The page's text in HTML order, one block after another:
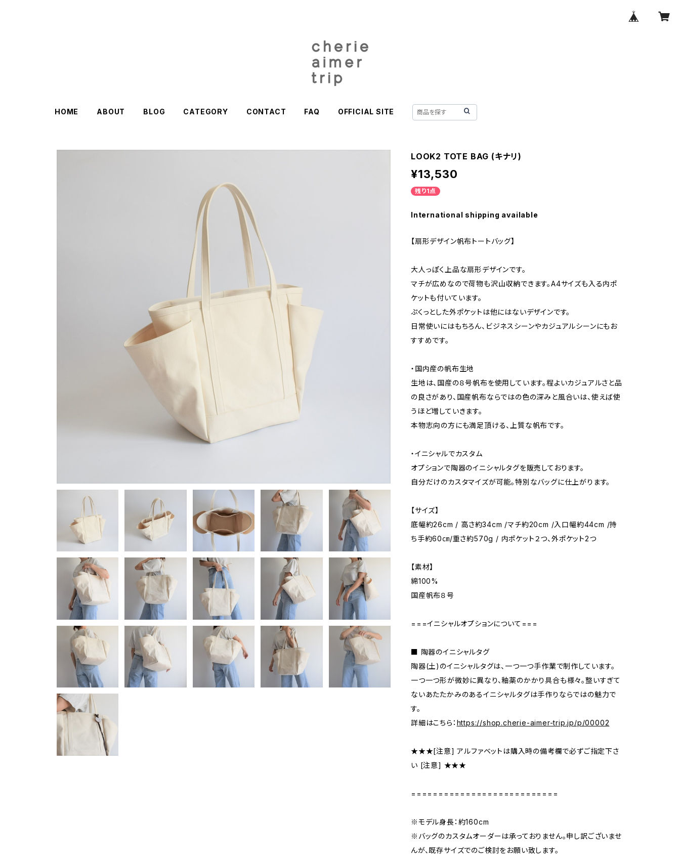
HOME ABOUT BLOG CATEGORY CONTACT FAQ OFFICIAL SITE
LOOK2 TOTE BAG (キナリ)
¥13,530
残り1点
International shipping available
【扇形デザイン帆布トートバッグ】
大人っぽく上品な扇形デザインです。
マチが広めなので荷物も沢山収納できます。A4サイズも入る内ポ
ケットも付いています。
ぷくっとした外ポケットは他にはないデザインです。
日常使いにはもちろん、ビジネスシーンやカジュアルシーンにもお
すすめです。
・国内産の帆布生地
生地は、国産の８号帆布を使用しています。程よいカジュアルさと品
の良さがあり、国産帆布ならではの色の深みと風合いは、使えば使
うほど増していきます。
本物志向の方にも満足頂ける、上質な帆布です。
・イニシャルでカスタム
オプションで陶器のイニシャルタグを販売しております。
自分だけのカスタマイズが可能。特別なバッグに仕上がります。
【サイズ】
底幅約26cm / 高さ約34cm /マチ約20cm /入口幅約44cm /持
ち手約60㎝/重さ約570g / 内ポケット２つ、外ポケット2つ
【素材】
綿100%
国産帆布８号
===イニシャルオプションについて===
■ 陶器のイニシャルタグ
陶器(土)のイニシャルタグは、一つ一つ手作業で制作しています。
一つ一つ形が微妙に異なり、釉薬のかかり具合も様々。整いすぎて
ないあたたかみのあるイニシャルタグは手作りならではの魅力で
す。
詳細はこちら： https://shop.cherie-aimer-trip.jp/p/00002
★★★[注意] アルファベットは購入時の備考欄で必ずご指定下さ
い [注意] ★★★
===========================
※モデル身長：約160cm
※バッグのカスタムオーダーは承っておりません。申し訳ございませ
んが、既存サイズでのご検討をお願い致します。